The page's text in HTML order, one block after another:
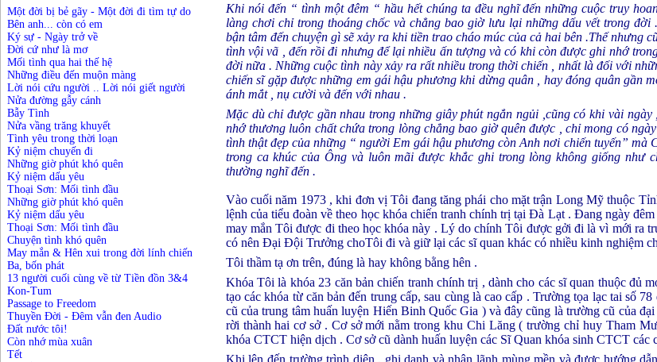
Một đời bị bẻ gãy - Một đời đi tìm tự do
Bên anh... còn có em
Ký sự - Ngày trở về
Đời cứ như là mơ
Mối tình qua hai thế hệ
Những điều đến muộn màng
Lời nói cứu người .. Lời nói giết người
Nửa đường gẫy cánh
Bẫy Tình
Nửa vầng trăng khuyết
Tình yêu trong thời loạn
Kỷ niệm chuyến đi
Những giờ phút khó quên
Kỷ niệm dấu yêu
Thoại Sơn: Mối tình đầu
Những giờ phút khó quên
Kỷ niệm dấu yêu
Thoại Sơn: Mối tình đầu
Chuyện tình khó quên
May mắn & Hên xui trong đời lính chiến
Ba, bốn phát
13 người cuối cùng về từ Tiền đồn 3&4
Kon-Tum
Passage to Freedom
Thuyền Đời - Đêm vẫn đen Audio
Đất nước tôi!
Còn nhớ mùa xuân
Tết
Khi nói đến “ tình một đêm “ hầu hết chúng ta đều nghĩ đến những cuộc truy
làng chơi chỉ trong thoáng chốc và chẳng bao giờ lưu lại những dấu vết trong
bận tâm đến chuyện gì sẽ xảy ra khi tiền trao cháo múc của cả hai bên .Thế nhưng
tình vội vã , đến rồi đi nhưng để lại nhiều ấn tượng và có khi còn được ghi nhớ
đời nữa . Những cuộc tình này xảy ra rất nhiều trong thời chiến , nhất là đối với
chiến sĩ gặp được những em gái hậu phương khi dừng quân , hay đóng quân gần
ánh mắt , nụ cười và đến với nhau .
Mặc dù chỉ được gần nhau trong những giây phút ngắn ngủi ,cũng có khi vài
nhớ thương luôn chất chứa trong lòng chẳng bao giờ quên được , chỉ mong có
tình thật đẹp của những “ người Em gái hậu phương còn Anh nơi chiến tuyến” mà
trong ca khúc của Ông và luôn mãi được khắc ghi trong lòng không giống như
thường nghĩ đến .
Vào cuối năm 1973 , khi đơn vị Tôi đang tăng phái cho mặt trận Long Mỹ thuộc
lệnh của tiểu đoàn về theo học khóa chiến tranh chính trị tại Đà Lạt . Đang ngày
may mắn Tôi được đi theo học khóa này . Lý do chính Tôi được gởi đi là vì mới ra
có nên Đại Đội Trưởng choTôi đi và giữ lại các sĩ quan khác có nhiều kinh nghiệm
Tôi thầm tạ ơn trên, đúng là hay không bằng hên .
Khóa Tôi là khóa 23 căn bản chiến tranh chính trị , dành cho các sĩ quan thuộc đủ
tạo các khóa từ căn bản đến trung cấp, sau cùng là cao cấp . Trường tọa lạc tai số
cũ của trung tâm huấn luyện Hiến Binh Quốc Gia ) và đây cũng là trường cũ của
rời thành hai cơ sở . Cơ sở mới nằm trong khu Chi Lăng ( trường chỉ huy Tham
khóa CTCT hiện dịch . Cơ sở cũ dành huấn luyện các Sĩ Quan khóa sinh CTCT các
Khi lên đến trường trình diện , ghi danh và nhận lãnh mùng mền và được hướng